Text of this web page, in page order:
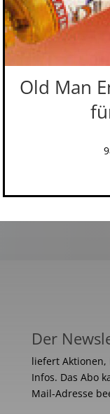
Old Man
Der
liefert Aktionen,
Infos. Das Abo
Mail-Adresse